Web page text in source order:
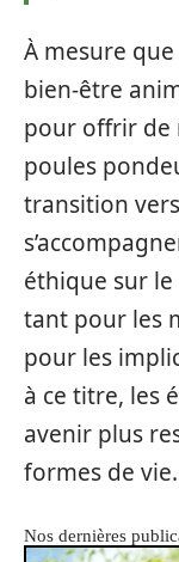
À mesure
bien-être
pour offrir de
poules
transition
éthique sur le
tant pour les
pour les
à ce titre, les
avenir plus
formes de vie.
Nos dernières